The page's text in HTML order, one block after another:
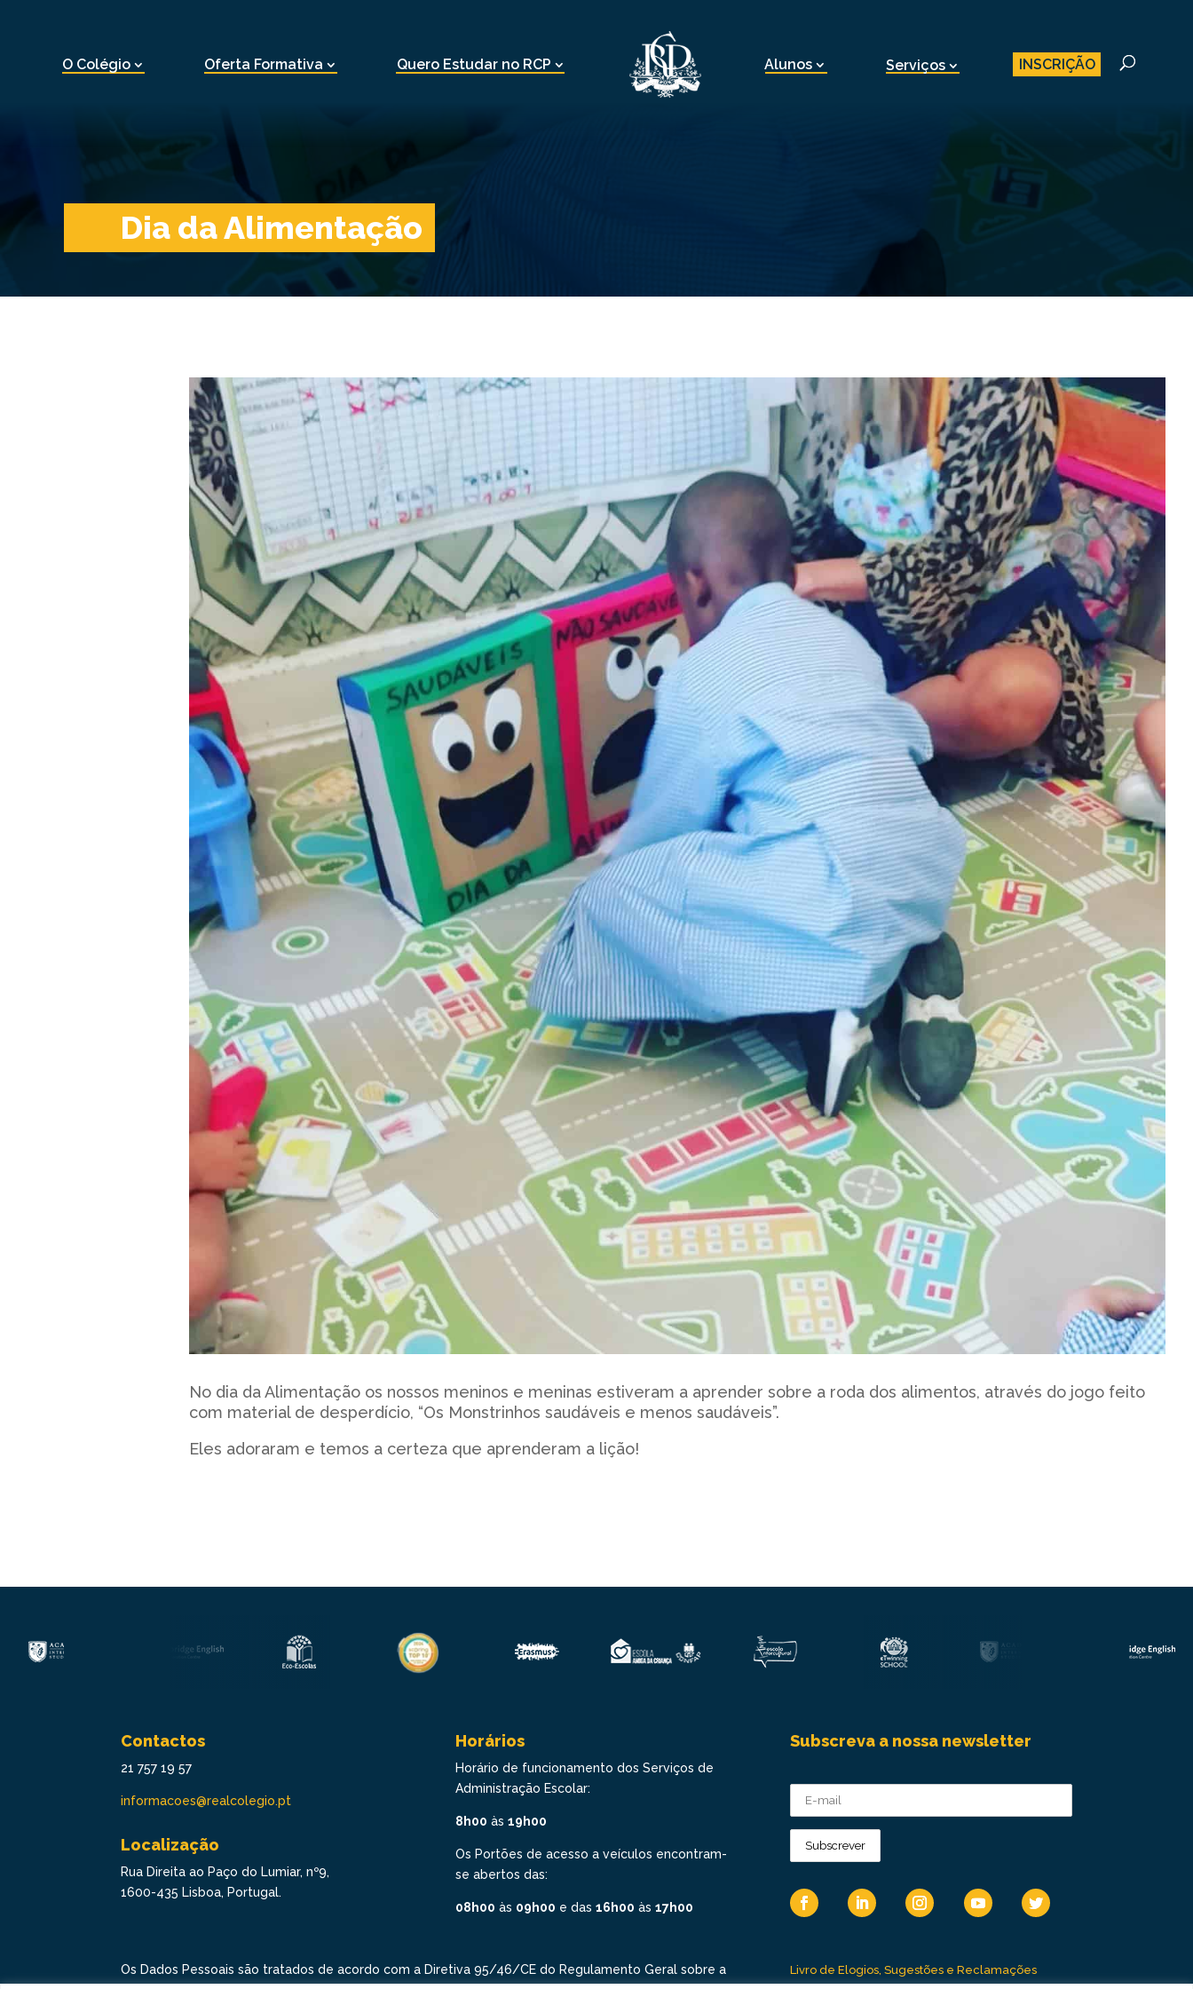
O Colégio Oferta Formativa Quero Estudar no RCP Alunos Serviços INSCRIÇÃO
Dia da Alimentação
No dia da Alimentação os nossos meninos e meninas estiveram a aprender sobre a roda dos alimentos, através do jogo feito
com material de desperdício, “Os Monstrinhos saudáveis e menos saudáveis”.
Eles adoraram e temos a certeza que aprenderam a lição!
Contactos
21 757 19 57
informacoes@realcolegio.pt
Localização
Rua Direita ao Paço do Lumiar, nº9,
1600-435 Lisboa, Portugal.
Horários
Horário de funcionamento dos Serviços de
Administração Escolar:
8h00 às 19h00
Os Portões de acesso a veículos encontram-
se abertos das:
08h00 às 09h00 e das 16h00 às 17h00
Subscreva a nossa newsletter
Os Dados Pessoais são tratados de acordo com a Diretiva 95/46/CE do Regulamento Geral sobre a
Livro de Elogios, Sugestões e Reclamações